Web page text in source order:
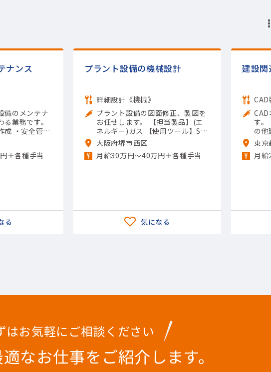
ナンス
備のメンテナ
業務です。
成 ・安全管理
当製品】(半
体関連 【使
力）; その他
＋各種手当
プラント設備の機械設計
詳細設計《機械》
プラント設備の図面修正、製図を
お任せします。 【担当製品】(エ
ネルギー)ガス 【使用ツール】Sol
idWorks; Inventor; AutoCAD（2
D）
大阪府堺市西区
月給30万円～40万円＋各種手当
建設関
CAD
す。
の他
東京
月給
はお気軽にご相談ください
なお仕事を ご紹介します。